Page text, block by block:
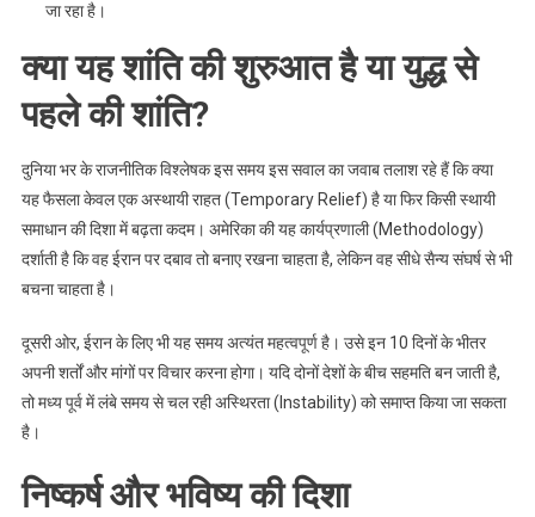
जा रहा है।
क्या यह शांति की शुरुआत है या युद्ध से
पहले की शांति?
दुनिया भर के राजनीतिक विश्लेषक इस समय इस सवाल का जवाब तलाश रहे हैं कि क्या
यह फैसला केवल एक अस्थायी राहत (Temporary Relief) है या फिर किसी स्थायी
समाधान की दिशा में बढ़ता कदम। अमेरिका की यह कार्यप्रणाली (Methodology)
दर्शाती है कि वह ईरान पर दबाव तो बनाए रखना चाहता है, लेकिन वह सीधे सैन्य संघर्ष से भी
बचना चाहता है।
दूसरी ओर, ईरान के लिए भी यह समय अत्यंत महत्वपूर्ण है। उसे इन 10 दिनों के भीतर
अपनी शर्तों और मांगों पर विचार करना होगा। यदि दोनों देशों के बीच सहमति बन जाती है,
तो मध्य पूर्व में लंबे समय से चल रही अस्थिरता (Instability) को समाप्त किया जा सकता
है।
निष्कर्ष और भविष्य की दिशा